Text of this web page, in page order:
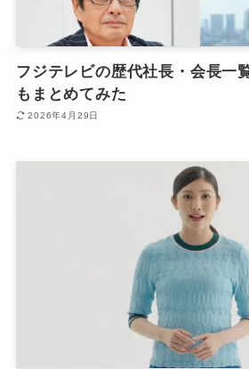
フジテレビの歴代社長・会長一
もまとめてみた
2026年4月29日